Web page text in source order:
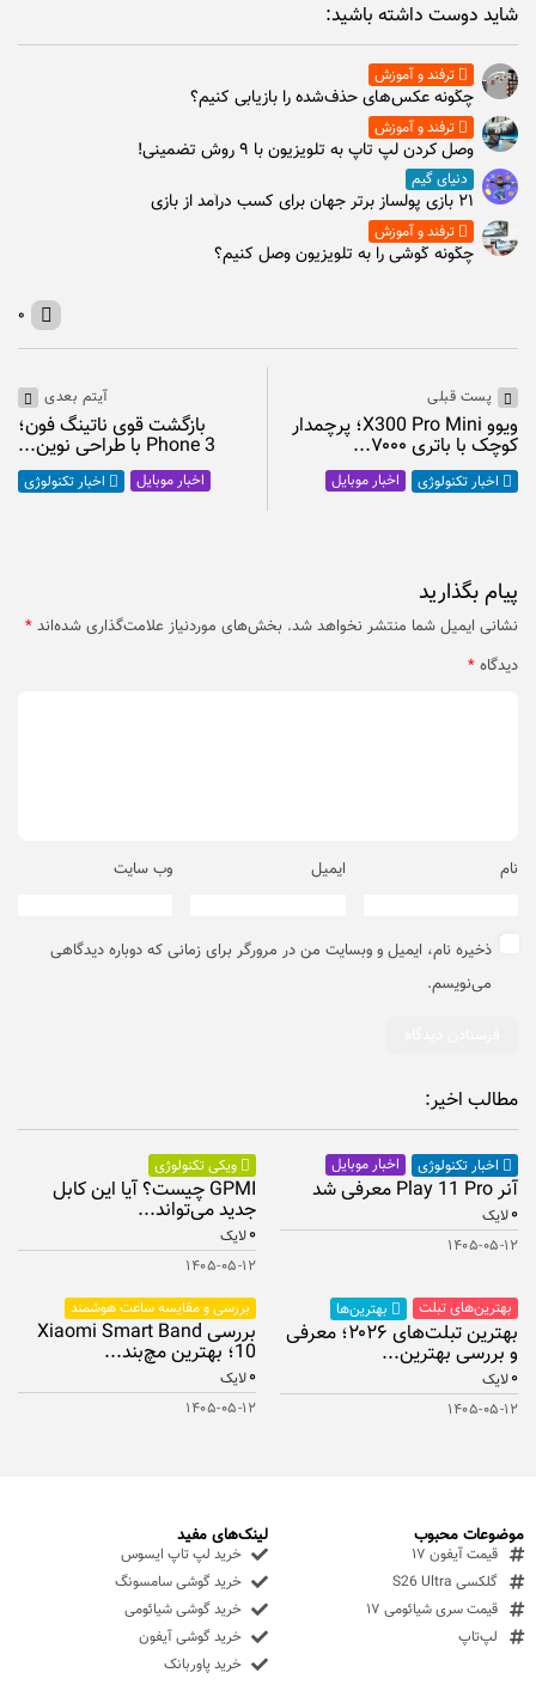
شاید دوست داشته باشید:
ترفند و آموزش
چگونه عکس‌های حذف‌شده را بازیابی کنیم؟
ترفند و آموزش
وصل كردن لپ تاپ به تلويزيون با ۹ روش تضمینی!
دنیای گیم
۲۱ بازی پولساز برتر جهان برای کسب درآمد از بازی
ترفند و آموزش
چگونه گوشی را به تلویزیون وصل کنیم؟
۰
پست قبلی
ویوو X300 Pro Mini؛ پرچمدار
کوچک با باتری ۷۰۰۰...
اخبار تکنولوژی اخبار موبایل
آیتم بعدی
بازگشت قوی ناتینگ فون؛
Phone 3 با طراحی نوین...
اخبار موبایل اخبار تکنولوژی
پیام بگذارید
نشانی ایمیل شما منتشر نخواهد شد. بخش‌های موردنیاز علامت‌گذاری شده‌اند *
دیدگاه *
نام ایمیل وب‌ سایت
ذخیره نام، ایمیل و وبسایت من در مرورگر برای زمانی که دوباره دیدگاهی
می‌نویسم.
مطالب اخیر:
اخبار تکنولوژی اخبار موبایل
آنر Play 11 Pro معرفی شد
۰لایک
۱۴۰۵-۰۵-۱۲
ویکی تکنولوژی
GPMI چیست؟ آیا این کابل
جدید می‌تواند...
۰لایک
۱۴۰۵-۰۵-۱۲
بهترین‌های تبلت
بهترین‌ها
بهترین تبلت‌های ۲۰۲۶؛ معرفی
و بررسی بهترین...
۰لایک
۱۴۰۵-۰۵-۱۲
بررسی و مقایسه ساعت هوشمند
بررسی Xiaomi Smart Band
10؛ بهترین مچ‌بند...
۰لایک
۱۴۰۵-۰۵-۱۲
موضوعات محبوب
قیمت آیفون ۱۷
گلکسی S26 Ultra
قیمت سری شیائومی ۱۷
لپ‌تاپ
لینک‌های مفید
خرید لپ تاپ ایسوس
خرید گوشی سامسونگ
خرید گوشی شیائومی
خرید گوشی آیفون
خرید پاوربانک